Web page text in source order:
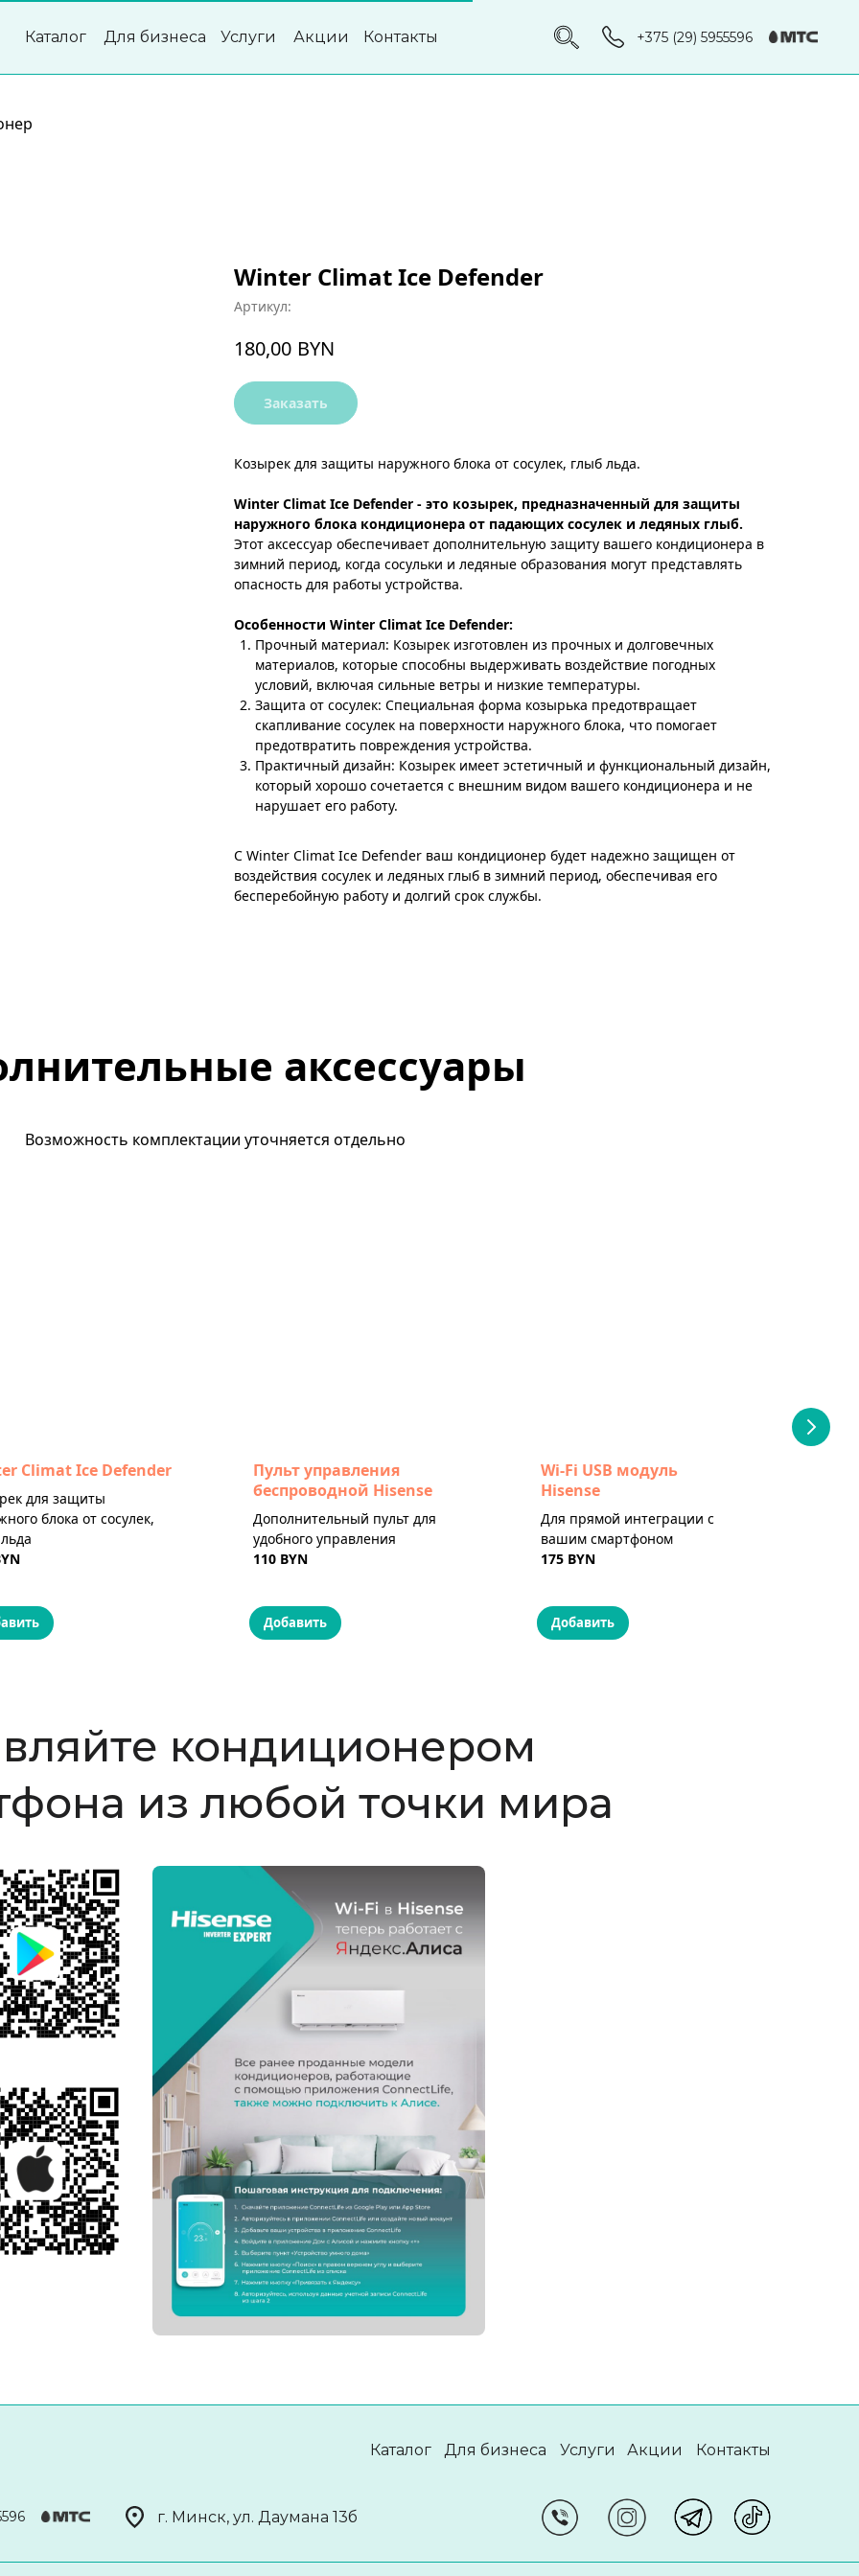
Акции
Для бизнеса
Каталог Услуги Контакты +375 (29) 5955596
Winter Climat Ice Defender
Артикул:
180,00 BYN
Заказать
Козырек для защиты наружного блока от сосулек, глыб льда.
Winter Climat Ice Defender - это козырек, предназначенный для защиты
наружного блока кондиционера от падающих сосулек и ледяных глыб.
Этот аксессуар обеспечивает дополнительную защиту вашего кондиционера в
зимний период, когда сосульки и ледяные образования могут представлять
опасность для работы устройства.
Особенности Winter Climat Ice Defender:
Прочный материал: Козырек изготовлен из прочных и долговечных
материалов, которые способны выдерживать воздействие погодных
условий, включая сильные ветры и низкие температуры.
Защита от сосулек: Специальная форма козырька предотвращает
скапливание сосулек на поверхности наружного блока, что помогает
предотвратить повреждения устройства.
Практичный дизайн: Козырек имеет эстетичный и функциональный дизайн,
который хорошо сочетается с внешним видом вашего кондиционера и не
нарушает его работу.
С Winter Climat Ice Defender ваш кондиционер будет надежно защищен от
воздействия сосулек и ледяных глыб в зимний период, обеспечивая его
бесперебойную работу и долгий срок службы.
аксессуары
Возможность комплектации уточняется отдельно
Climat Ice Defender
для защиты
блока от сосулек,
Пульт управления
беспроводной Hisense
Дополнительный пульт для
удобного управления
110 BYN
Добавить
Wi-Fi USB модуль
Hisense
Для прямой интеграции с
вашим смартфоном
175 BYN
Добавить
кондиционером
из любой точки мира
г. Минск, ул. Даумана 13б
Контакты
Каталог Для бизнеса Услуги Акции